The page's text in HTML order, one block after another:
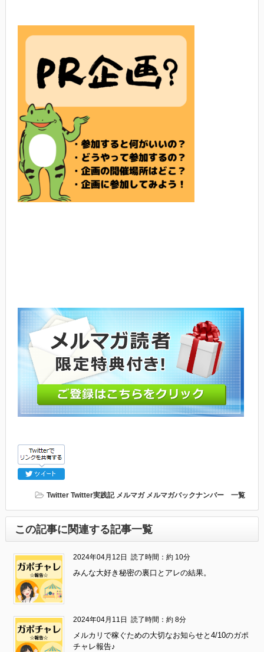
Twitter Twitter実践記 メルマガ メルマガバックナンバー 一覧
この記事に関連する記事一覧
2024年04月12日 読了時間：約 10分
みんな大好き秘密の裏口とアレの結果。
2024年04月11日 読了時間：約 8分
メルカリで稼ぐための大切なお知らせと4/10のガポ
チャレ報告♪